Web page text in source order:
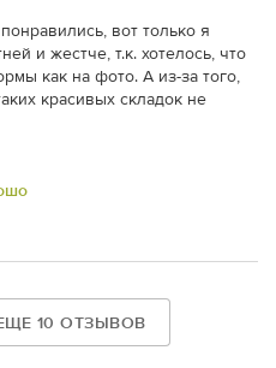
вот только я
и жестче, т.к. хотелось, что
как на фото. А из-за того,
красивых складок не
10 ОТЗЫВОВ